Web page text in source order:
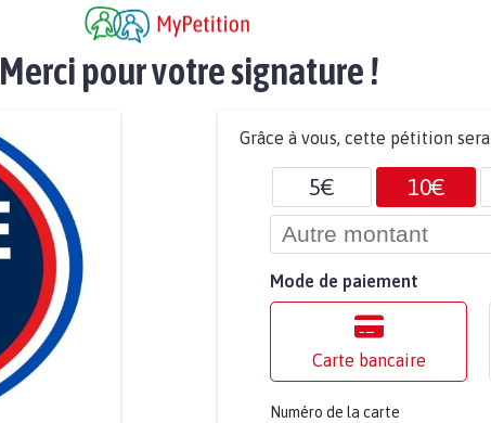
Merci pour votre signature !
Grâce à vous, cette pétition sera
5€ 10€
Mode de paiement
Carte bancaire
Numéro de la carte